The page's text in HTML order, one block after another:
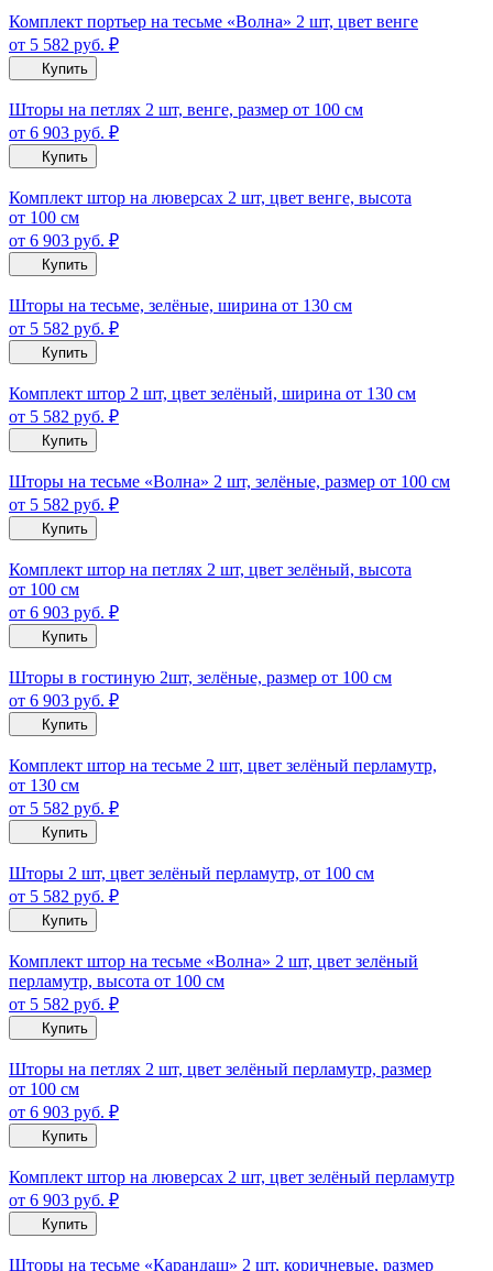
Комплект портьер на тесьме «Волна» 2 шт, цвет венге
от 5 582 руб. ₽
Купить
Шторы на петлях 2 шт, венге, размер от 100 см
от 6 903 руб. ₽
Купить
Комплект штор на люверсах 2 шт, цвет венге, высота
от 100 см
от 6 903 руб. ₽
Купить
Шторы на тесьме, зелёные, ширина от 130 см
от 5 582 руб. ₽
Купить
Комплект штор 2 шт, цвет зелёный, ширина от 130 см
от 5 582 руб. ₽
Купить
Шторы на тесьме «Волна» 2 шт, зелёные, размер от 100 см
от 5 582 руб. ₽
Купить
Комплект штор на петлях 2 шт, цвет зелёный, высота
от 100 см
от 6 903 руб. ₽
Купить
Шторы в гостиную 2шт, зелёные, размер от 100 см
от 6 903 руб. ₽
Купить
Комплект штор на тесьме 2 шт, цвет зелёный перламутр,
от 130 см
от 5 582 руб. ₽
Купить
Шторы 2 шт, цвет зелёный перламутр, от 100 см
от 5 582 руб. ₽
Купить
Комплект штор на тесьме «Волна» 2 шт, цвет зелёный
перламутр, высота от 100 см
от 5 582 руб. ₽
Купить
Шторы на петлях 2 шт, цвет зелёный перламутр, размер
от 100 см
от 6 903 руб. ₽
Купить
Комплект штор на люверсах 2 шт, цвет зелёный перламутр
от 6 903 руб. ₽
Купить
Шторы на тесьме «Карандаш» 2 шт, коричневые, размер